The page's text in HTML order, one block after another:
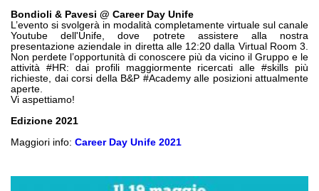
Клапаны гидравлических линий
Элементы сервоконтроля
Электронные компоненты системы управления
Теплообмен
Bondioli & Pavesi @ Career Day Unife
L’evento si svolgerà in modalità completamente virtuale sul canale
Youtube dell'Unife, dove potrete assistere alla nostra
presentazione aziendale in diretta alle 12:20 dalla Virtual Room 3.
Non perdete l’opportunità di conoscere più da vicino il Gruppo e le
attività #HR: dai profili maggiormente ricercati alle #skills più
richieste, dai corsi della B&P #Academy alle posizioni attualmente
aperte.
Vi aspettiamo!
Edizione 2021
Maggiori info: Career Day Unife 2021